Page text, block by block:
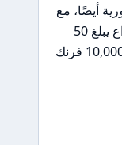
أيضًا، مع
رسوم بنسبة 2%، وحد أدنى للإيداع يبلغ 50
فرنك سويسري وحد أقصى يبلغ 10,000 فرنك